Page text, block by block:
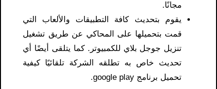
مجانًا.
يقوم بتحديث كافة التطبيقات والألعاب التي
قمت بتحميلها على المحاكي عن طريق تشغيل
تنزيل جوجل بلاي للكمبيوتر. كما يتلقى أيضًا أي
تحديث خاص به تطلقه الشركة تلقائيًا كيفية
تحميل برنامج google play​.